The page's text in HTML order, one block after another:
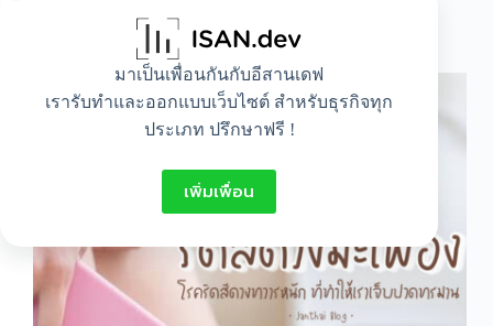
มาเป็นเพื่อนกันกับอีสานเดฟ
เรารับทำและออกแบบเว็บไซต์ สำหรับธุรกิจทุก
ประเภท ปรึกษาฟรี !
เพิ่มเพื่อน